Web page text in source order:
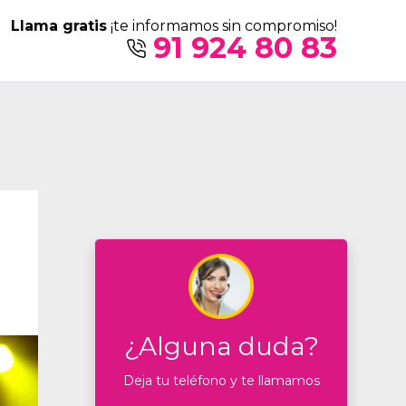
Llama gratis ¡te informamos sin compromiso!
91 924 80 83
¿Alguna duda?
Deja tu teléfono y te llamamos